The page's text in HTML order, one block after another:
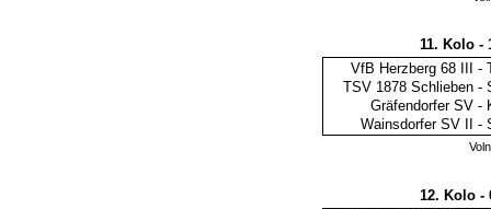
11. Kolo -
VfB Herzberg 68 III
-
TSV 1878 Schlieben -
Gräfendorfer SV -
Wainsdorfer SV II
-
12. Kolo -